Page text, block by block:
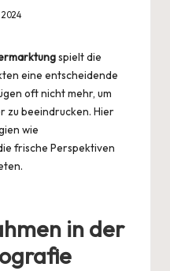
spielt die
eine entscheidende
oft nicht mehr, um
zu beeindrucken. Hier
wie
frische Perspektiven
in der